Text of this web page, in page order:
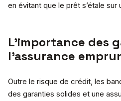
en évitant que le prêt s’étale
L’importance des
l’assurance
Outre le risque de crédit, les
des garanties solides et une